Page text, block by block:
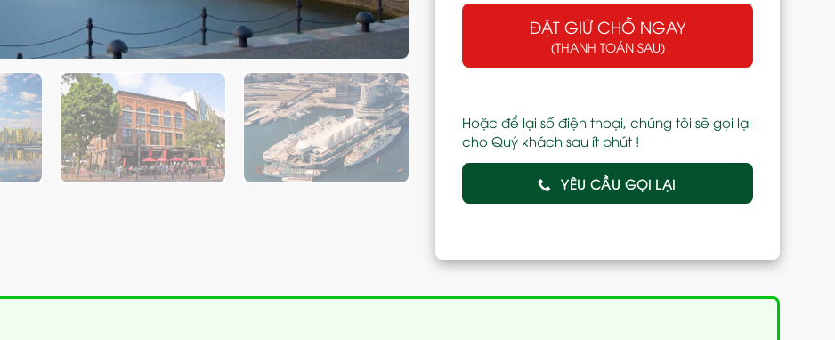
ĐẶT GIỮ CHỖ NGAY
(THANH TOÁN SAU)
Hoặc để lại số điện thoại, chúng tôi sẽ gọi lại
cho Quý khách sau ít phút !
YÊU CẦU GỌI LẠI